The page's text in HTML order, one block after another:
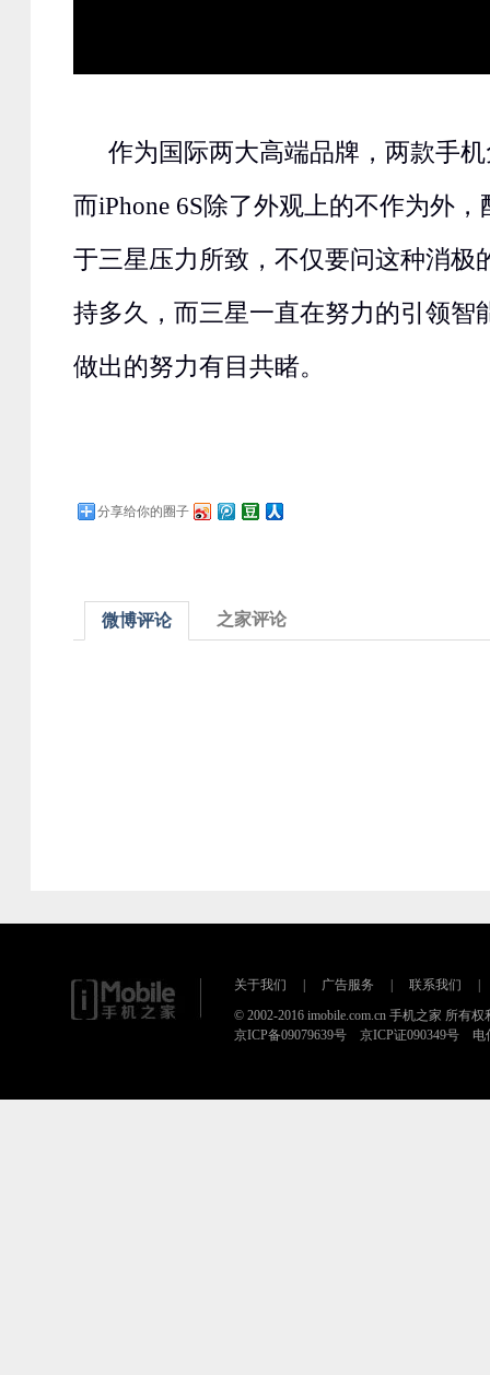
作为国际两大高端品牌，两款手
而iPhone 6S除了外观上的不作为外
于三星压力所致，不仅要问这种消极
持多久，而三星一直在努力的引领智
做出的努力有目共睹。
分享给你的圈子
微博评论 之家评论
关于我们 广告服务 联系我们
© 2002-2016 imobile.com.cn 手机之家 所有权
京ICP备09079639号 京ICP证090349号 电